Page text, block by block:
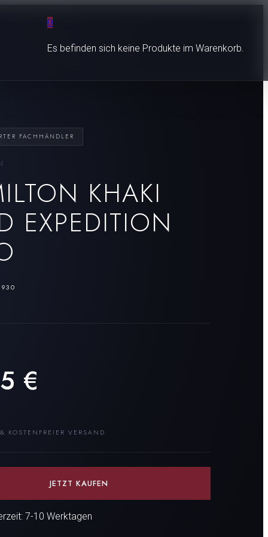
0
Es befinden sich keine Produkte im Warenkorb.
FACHHÄNDLER
KHAKI
EXPEDITION
€
KOSTENFREIER VERSAND
JETZT KAUFEN
7-10 Werktagen